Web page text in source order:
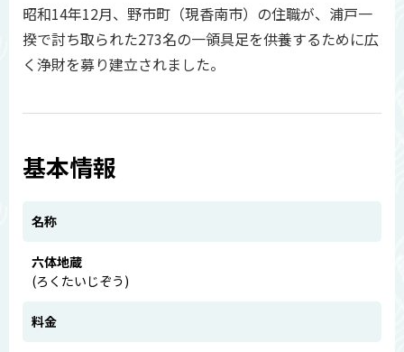
昭和14年12月、野市町（現香南市）の住職が、浦戸一
揆で討ち取られた273名の一領具足を供養するために広
く浄財を募り建立されました。
基本情報
名称
六体地蔵
(ろくたいじぞう)
料金